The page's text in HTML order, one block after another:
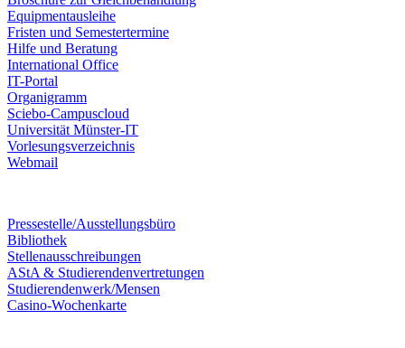
Equipmentausleihe
Fristen und Semestertermine
Hilfe und Beratung
International Office
IT-Portal
Organigramm
Sciebo-Campuscloud
Universität Münster-IT
Vorlesungsverzeichnis
Webmail
Pressestelle/Ausstellungsbüro
Bibliothek
Stellenausschreibungen
AStA & Studierendenvertretungen
Studierendenwerk/Mensen
Casino-Wochenkarte